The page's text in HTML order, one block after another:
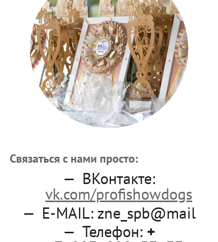
Связаться с нами просто:
ВКонтакте:
vk.com/profishowdogs
E-MAIL: zne_spb@mail
Телефон: +